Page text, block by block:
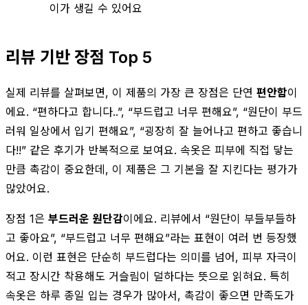
이가 생길 수 있어요
리뷰 기반 장점 Top 5
실제 리뷰를 살펴보면, 이 제품의 가장 큰 장점은 단연 편안함이
에요. “편하다고 합니다..”, “부드럽고 너무 편해요”, “원단이 부드
러워 일상에서 입기 편해요”, “굉장히 잘 늘어나고 편하고 좋습니
다!!” 같은 후기가 반복적으로 보여요. 속옷은 피부에 직접 닿는
만큼 촉감이 중요한데, 이 제품은 그 기본을 잘 지킨다는 평가가
많았어요.
장점 1은 부드러운 원단감이에요. 리뷰에서 “원단이 부들부들하
고 좋아요”, “부드럽고 너무 편해요”라는 표현이 여러 번 등장했
어요. 이런 표현은 단순히 부드럽다는 의미를 넘어, 피부 자극이
적고 장시간 착용해도 거슬림이 덜하다는 뜻으로 읽혀요. 특히
속옷은 하루 종일 입는 경우가 많아서, 촉감이 좋으면 만족도가